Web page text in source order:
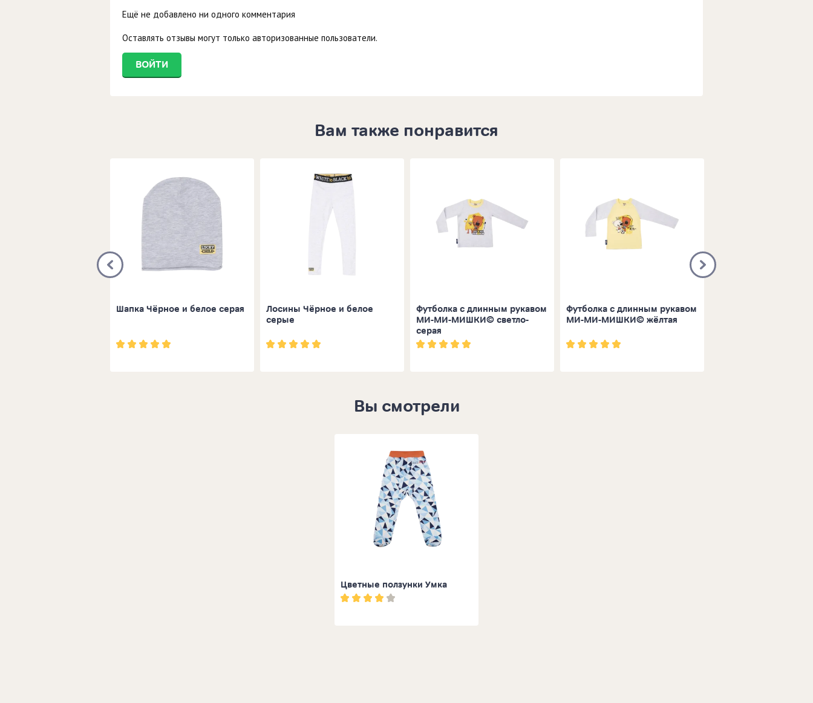
Ещё не добавлено ни одного комментария
Оставлять отзывы могут только авторизованные пользователи.
ВОЙТИ
Вам также понравится
Шапка Чёрное и белое серая
Лосины Чёрное и белое
серые
Футболка с длинным рукавом
МИ-МИ-МИШКИ© светло-
серая
Футболка с длинным рукавом
МИ-МИ-МИШКИ© жёлтая
Вы смотрели
Цветные ползунки Умка